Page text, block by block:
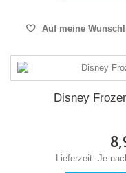
Auf meine
Disney
Lieferzeit: Je